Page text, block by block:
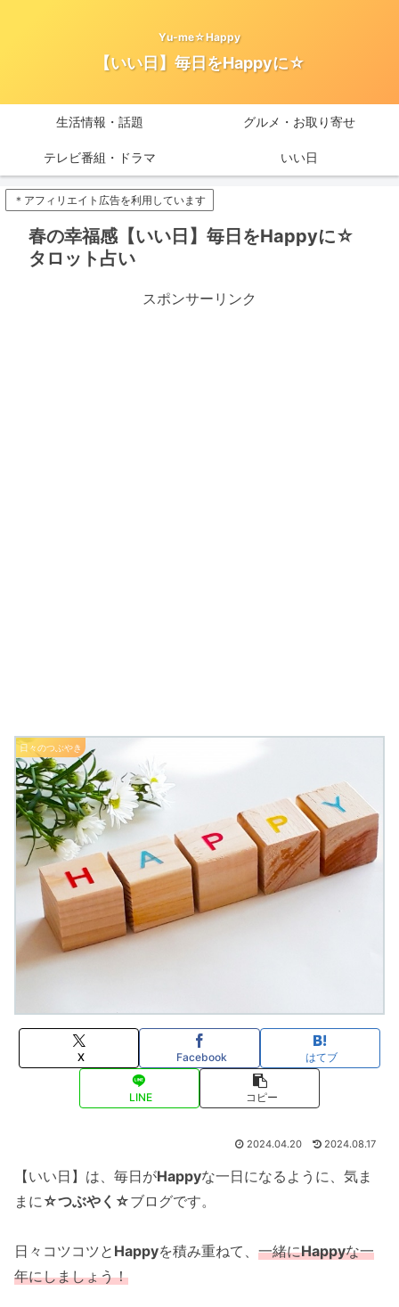
Yu-me☆Happy
【いい日】毎日をHappyに☆
生活情報・話題 グルメ・お取り寄せ
テレビ番組・ドラマ いい日
＊アフィリエイト広告を利用しています
春の幸福感【いい日】毎日をHappyに☆
タロット占い
スポンサーリンク
日々のつぶやき
X Facebook はてブ
LINE コピー
2024.04.20 2024.08.17
【いい日】は、毎日がHappyな一日になるように、気ま
まに ☆つぶやく☆ブログです。
日々コツコツと Happyを積み重ねて、 一緒にHappyな一
年にしましょう！